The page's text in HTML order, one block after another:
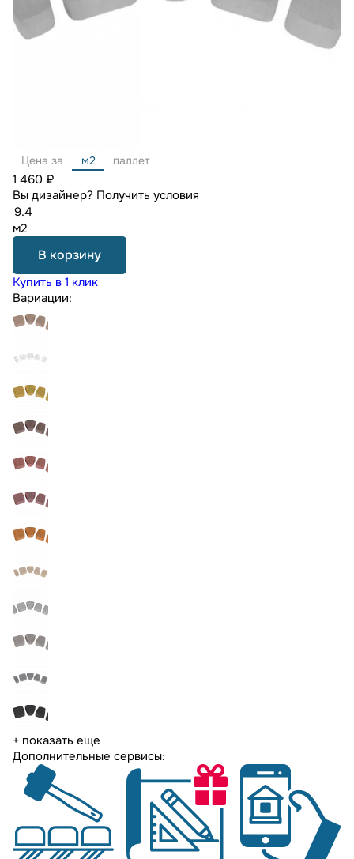
Цена за м2 паллет
1 460 ₽
Вы дизайнер? Получить условия
м2
В корзину
Купить в 1 клик
Вариации:
+ показать еще
Дополнительные сервисы: